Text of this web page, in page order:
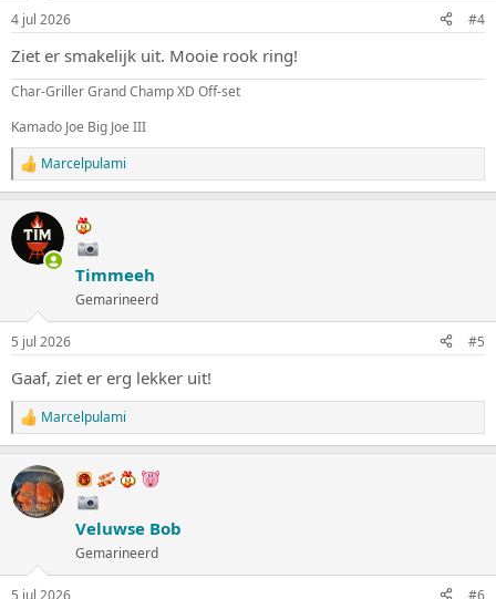
n
e
n
:
4 jul 2026 #4
Ziet er smakelijk uit. Mooie rook ring!
Char-Griller Grand Champ XD Off-set
Kamado Joe Big Joe III
W
a
r
d
e
e
:
Marcelpulami
Timmeeh
Gemarineerd
5 jul 2026 #5
Gaaf, ziet er erg lekker uit!
W
a
r
d
e
Marcelpulami
Veluwse Bob
Gemarineerd
5 jul 2026 #6